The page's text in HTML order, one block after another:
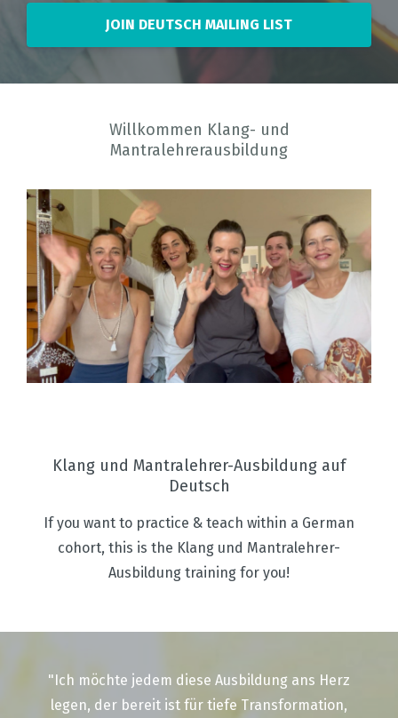
JOIN DEUTSCH MAILING LIST
Willkommen Klang- und
Mantralehrerausbildung
Klang und Mantralehrer-Ausbildung auf
Deutsch
If you want to practice & teach within a German
cohort, this is the Klang und Mantralehrer-
Ausbildung training for you!
"Ich möchte jedem diese Ausbildung ans Herz
legen, der bereit ist für tiefe Transformation,